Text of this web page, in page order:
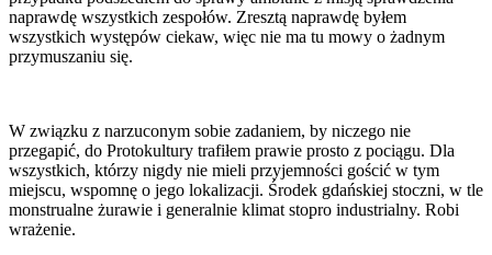
naprawdę wszystkich zespołów. Zresztą naprawdę byłem
wszystkich występów ciekaw, więc nie ma tu mowy o żadnym
przymuszaniu się.
W związku z narzuconym sobie zadaniem, by niczego nie
przegapić, do Protokultury trafiłem prawie prosto z pociągu. Dla
wszystkich, którzy nigdy nie mieli przyjemności gościć w tym
miejscu, wspomnę o jego lokalizacji. Środek gdańskiej stoczni, w tle
monstrualne żurawie i generalnie klimat stopro industrialny. Robi
wrażenie.